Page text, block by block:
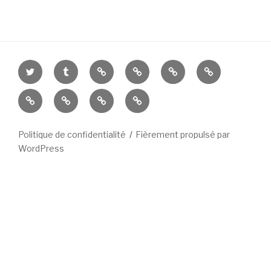
Twitter Tumblr FeedbooksBabelio Rose
et
Amazon
Culturebox
Est
Républicain
Nancybuzz
Le
Républicain
Politique de confidentialité
Fièrement propulsé par
WordPress